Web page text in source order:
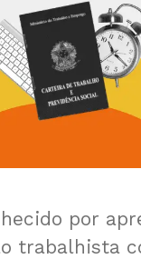
por
trabalhista